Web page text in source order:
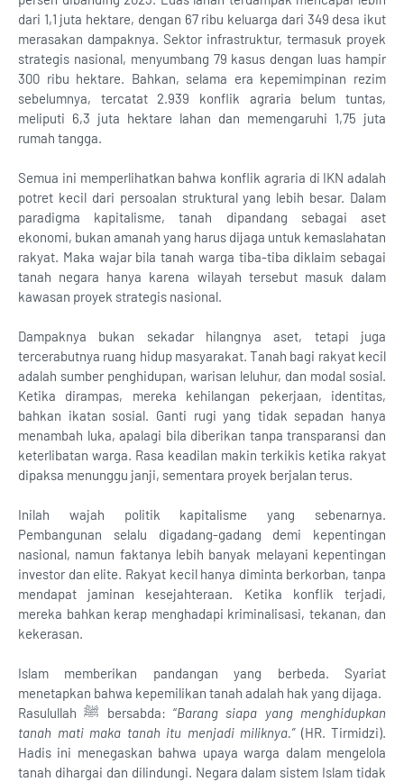
dari 1,1 juta hektare, dengan 67 ribu keluarga dari 349 desa ikut
merasakan dampaknya. Sektor infrastruktur, termasuk proyek
strategis nasional, menyumbang 79 kasus dengan luas hampir
300 ribu hektare. Bahkan, selama era kepemimpinan rezim
sebelumnya, tercatat 2.939 konflik agraria belum tuntas,
meliputi 6,3 juta hektare lahan dan memengaruhi 1,75 juta
rumah tangga.
Semua ini memperlihatkan bahwa konflik agraria di IKN adalah
potret kecil dari persoalan struktural yang lebih besar. Dalam
paradigma kapitalisme, tanah dipandang sebagai aset
ekonomi, bukan amanah yang harus dijaga untuk kemaslahatan
rakyat. Maka wajar bila tanah warga tiba-tiba diklaim sebagai
tanah negara hanya karena wilayah tersebut masuk dalam
kawasan proyek strategis nasional.
Dampaknya bukan sekadar hilangnya aset, tetapi juga
tercerabutnya ruang hidup masyarakat. Tanah bagi rakyat kecil
adalah sumber penghidupan, warisan leluhur, dan modal sosial.
Ketika dirampas, mereka kehilangan pekerjaan, identitas,
bahkan ikatan sosial. Ganti rugi yang tidak sepadan hanya
menambah luka, apalagi bila diberikan tanpa transparansi dan
keterlibatan warga. Rasa keadilan makin terkikis ketika rakyat
dipaksa menunggu janji, sementara proyek berjalan terus.
Inilah wajah politik kapitalisme yang sebenarnya.
Pembangunan selalu digadang-gadang demi kepentingan
nasional, namun faktanya lebih banyak melayani kepentingan
investor dan elite. Rakyat kecil hanya diminta berkorban, tanpa
mendapat jaminan kesejahteraan. Ketika konflik terjadi,
mereka bahkan kerap menghadapi kriminalisasi, tekanan, dan
kekerasan.
Islam memberikan pandangan yang berbeda. Syariat
menetapkan bahwa kepemilikan tanah adalah hak yang dijaga.
Rasulullah ﷺ bersabda: “Barang siapa yang menghidupkan
tanah mati maka tanah itu menjadi miliknya.”(HR. Tirmidzi).
Hadis ini menegaskan bahwa upaya warga dalam mengelola
tanah dihargai dan dilindungi. Negara dalam sistem Islam tidak